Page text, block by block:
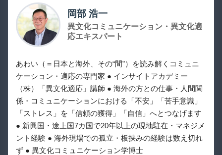
岡部 浩一
異文化コミュニケーション・異文化適
応エキスパート
あわい（＝日本と海外、その“間”）を読み解くコミュニ
ケーション・適応の専門家 ● インサイトアカデミー
（株）「異文化適応」講師 ● 海外の方との仕事・人間関
係・コミュニケーションにおける「不安」「苦手意識」
「ストレス」を「信頼の獲得」「自信」へとつなげます
● 新興国・途上国7カ国で20年以上の現地駐在・マネジメ
ント経験 ● 海外現場での孤立・板挟みの経験は数え切れ
ず ● 異文化コミュニケーション学博士